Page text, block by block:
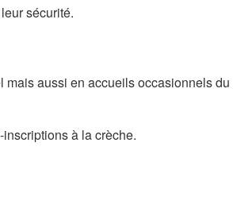
sécurité.
aussi en accueils occasionnels du
à la crèche.